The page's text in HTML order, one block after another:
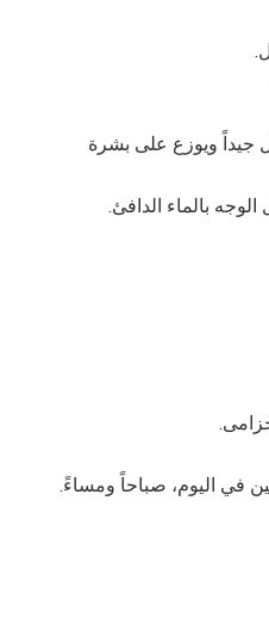
ويوزع على بشرة
بالماء الدافئ.
في اليوم، صباحاً ومساءً.